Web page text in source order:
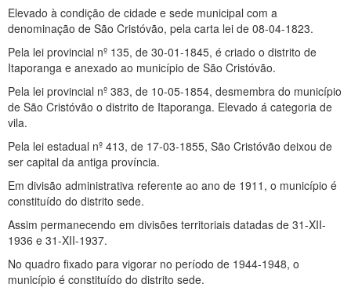
Elevado à condição de cidade e sede municipal com a
denominação de São Cristóvão, pela carta lei de 08-04-1823.
Pela lei provincial nº 135, de 30-01-1845, é criado o distrito de
Itaporanga e anexado ao município de São Cristóvão.
Pela lei provincial nº 383, de 10-05-1854, desmembra do município
de São Cristóvão o distrito de Itaporanga. Elevado á categoria de
vila.
Pela lei estadual nº 413, de 17-03-1855, São Cristóvão deixou de
ser capital da antiga província.
Em divisão administrativa referente ao ano de 1911, o município é
constituído do distrito sede.
Assim permanecendo em divisões territoriais datadas de 31-XII-
1936 e 31-XII-1937.
No quadro fixado para vigorar no período de 1944-1948, o
município é constituído do distrito sede.